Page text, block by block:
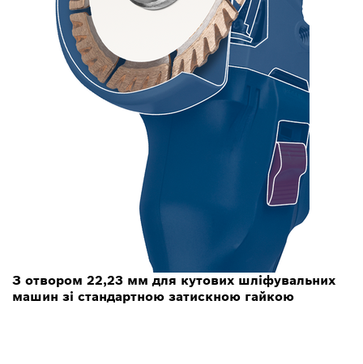
З отвором 22,23 мм для кутових шліфувальних
машин зі стандартною затискною гайкою